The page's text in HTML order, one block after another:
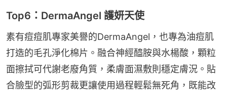
Top6：DermaAngel 護妍天使
素有痘痘肌專家美譽的DermaAngel，也專為油痘肌
打造的毛孔淨化棉片。融合神經醯胺與水楊酸，顆粒
面擦拭可代謝老廢角質，柔膚面濕敷則穩定膚況。貼
合臉型的弧形剪裁更讓使用過程輕鬆無死角，既能改